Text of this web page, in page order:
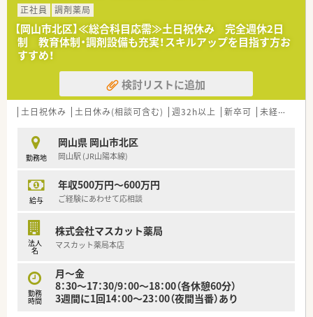
＜研修制度＞
■現場の先輩薬剤師より指導を受けて頂きます。
＜法人特徴＞
■昔ながらの薬局です。
積極的に新しい機材も取り入れながら、古き良き流れも保ってい
■岡山市内にグループで10店舗展開している地域密着型のチェ
ーン店です。
なので、ご自分のスタイルで働きたい方に最適。
＜こんな方にもオススメ＞
■地元に根付いた薬局で働きたい方
■シフト相談したい方
正社員
調剤薬局
【岡山市北区】≪総合科目応需≫土日祝休み 完全週休2日
制 教育体制・調剤設備も充実！スキルアップを目指す方お
すすめ！
検討リストに追加
土日祝休み 土日休み(相談可含む) 週32h以上 新卒可 未経験可
勤務地
岡山県 岡山市北区
岡山駅 (JR山陽本線)
給与
年収500万円～600万円
ご経験にあわせて応相談
法人
名
株式会社マスカット薬局
マスカット薬局本店
勤務
時間
月～金
8：30～17：30/9：00～18：00（各休憩60分）
3週間に1回14：00～23：00（夜間当番）あり